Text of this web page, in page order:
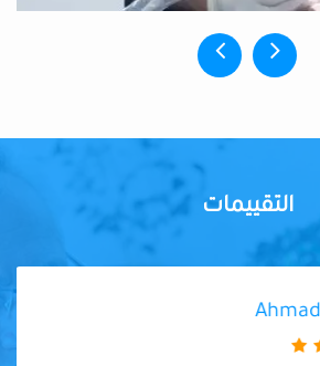
التقييمات